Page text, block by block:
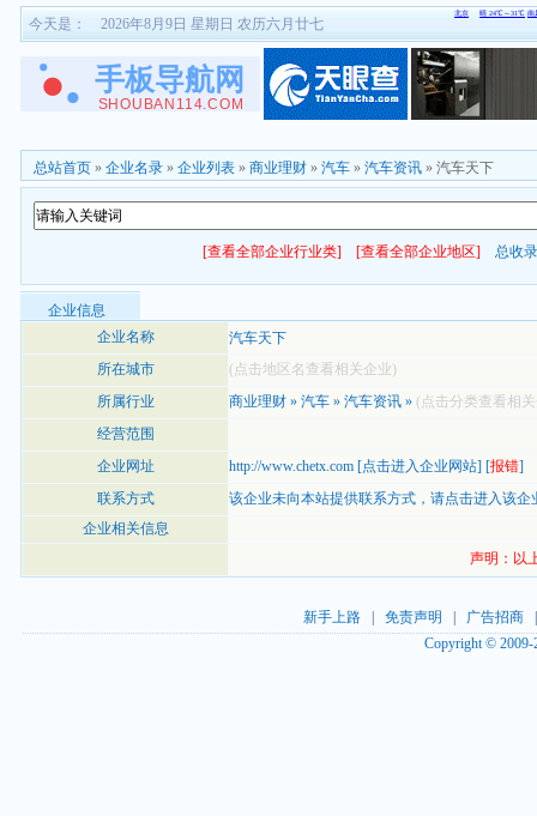
今天是： 2026年8月9日 星期日 农历六月廿七
总站首页 » 企业名录 » 企业列表 » 商业理财 » 汽车 » 汽车资讯 » 汽车天下
[查看全部企业行业类] [查看全部企业地区] 总收
企业信息
企业名称
汽车天下
所在城市
(点击地区名查看相关企业)
所属行业
商业理财 » 汽车 » 汽车资讯 » (点击分类查看相
经营范围
企业网址
http://www.chetx.com [点击进入企业网站] [报错]
联系方式
该企业未向本站提供联系方式， 请点击进入该企
企业相关信息
声明：以
新手上路| 免责声明 广告招商
Copyright ©